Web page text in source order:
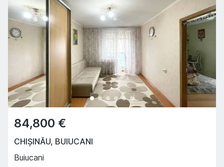
84,800 €
CHIȘINĂU, BUIUCANI
Buiucani